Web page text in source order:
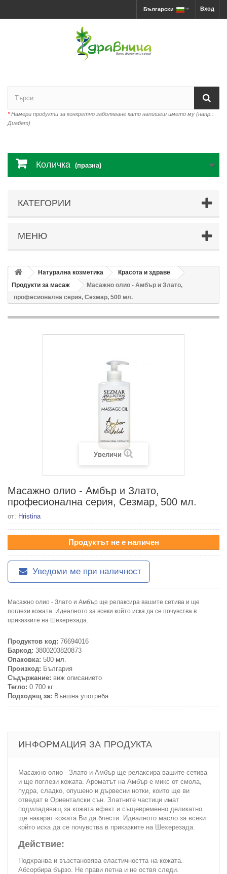
Вход
Български
*Намери продукти за конкретно заболяване като напишеш името му (напр.:
Диабет)
Количка (празна)
КАТЕГОРИИ
МЕНЮ
Натурална козметика
Красота и здраве
Продукти за масаж
Масажно олио - Амбър и Злато,
професионална серия, Сезмар, 500 мл.
Увеличи
Масажно олио - Амбър и Злато,
професионална серия, Сезмар, 500 мл.
от: Hristina
Продуктът не е наличен
Уведоми ме при наличност
Масажно олио - Злато и Амбър ще релаксира вашите сетива и ще
поглези кожата. Идеалното за всеки който иска да се почувства в
приказките на Шехерезада.
Продуктов код: 76694016
Баркод: 3800203820873
Опаковка: 500 мл.
Произход: България
Съдържание: виж описанието
Тегло: 0.700 кг.
Подходящ за: Външна употреба
ИНФОРМАЦИЯ ЗА ПРОДУКТА
Масажно олио - Злато и Амбър ще релаксира вашите сетива
и ще поглези кожата. Ароматът на Амбър е микс от смола,
пудра, сладко, опушено и дървесни нотки, които ще ви
отведат в Ориенталски сън. Златните частици имат
подмладяващ за кожата ефект и същевременно деликатно
ще накарат кожата Ви да блести. Идеалното масло за всеки
който иска да се почувства в приказките на Шехерезада.
Действие:
Подхранва и възстановява еластичността на кожата.
Абсорбира бързо. Не прави петна и не оствя следи.